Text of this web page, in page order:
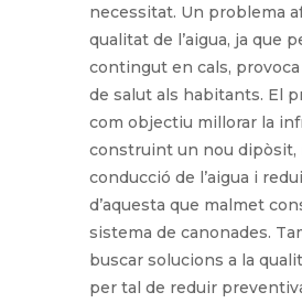
necessitat. Un problema
qualitat de l’aigua, ja que
contingut en cals,
de salut als habitants. El
com objectiu millorar la
construint un nou dipòsit,
conducció de l’aigua i
d’aquesta que malmet
sistema de canonades.
buscar solucions a la
per tal de reduir